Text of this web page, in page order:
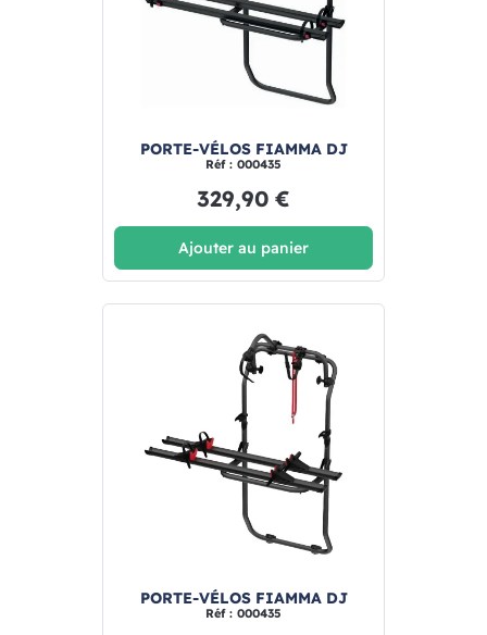
PORTE-VÉLOS FIAMMA DJ
Réf : 000435
329,90 €
Ajouter au panier
PORTE-VÉLOS FIAMMA DJ
Réf : 000435